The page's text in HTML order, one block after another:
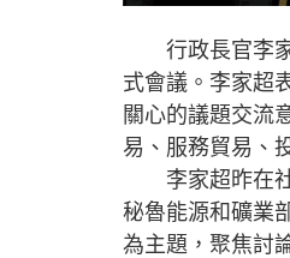
行政長官李家
式會議。李家超
關心的議題交流
易、服務貿易、
李家超昨在社
秘魯能源和礦業
為主題，聚焦討